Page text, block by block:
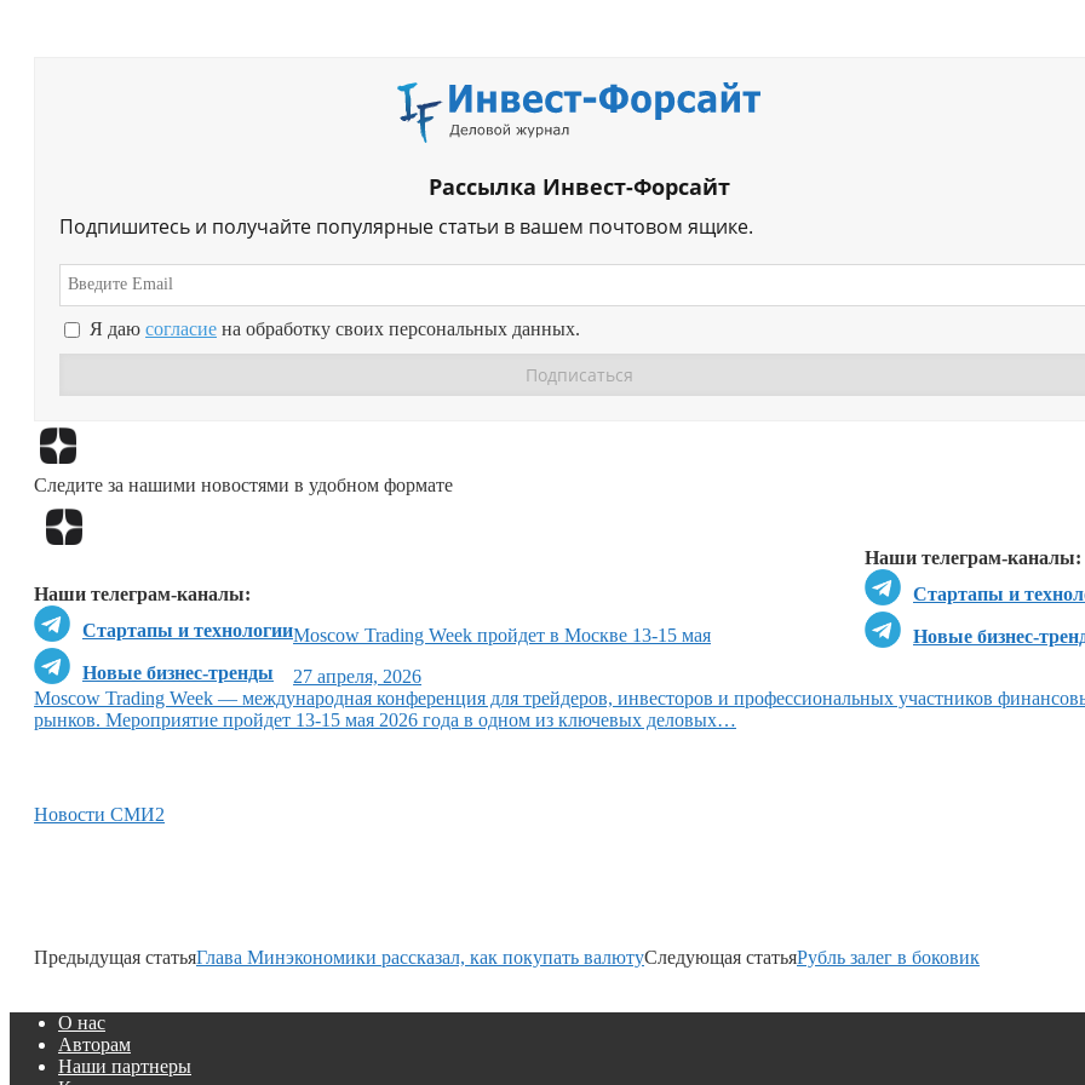
Рассылка Инвест-Форсайт
Подпишитесь и получайте популярные статьи в вашем почтовом ящике.
Я даю согласие на обработку своих персональных данных.
Следите за нашими новостями в удобном формате
Наши телеграм-каналы:
Стартапы и
Новые бизнес-
Наши телеграм-каналы:
Стартапы и технологии
Новые бизнес-тренды
Moscow Trading Week пройдет в Москве 13-15 мая
27 апреля, 2026
Moscow Trading Week — международная конференция для трейдеров, инвесторов и профессиональных участников
рынков. Мероприятие пройдет 13-15 мая 2026 года в одном из ключевых деловых…
Новости СМИ2
Предыдущая статьяГлава Минэкономики рассказал, как покупать валютуСледующая статьяРубль залег в боковик
О нас
Авторам
Наши партнеры